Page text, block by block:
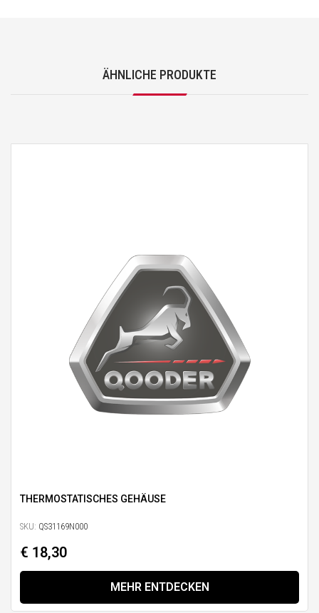
ÄHNLICHE PRODUKTE
THERMOSTATISCHES GEHÄUSE
SKU: QS31169N000
€ 18,30
MEHR ENTDECKEN